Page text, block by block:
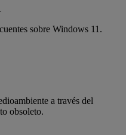
sobre Windows 11.
a través del
obsoleto.